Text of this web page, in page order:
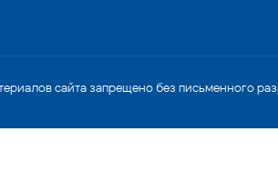
сайта запрещено без письменного